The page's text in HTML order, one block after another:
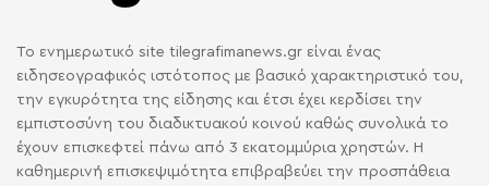
Το ενημερωτικό site tilegrafimanews.gr είναι ένας
ειδησεογραφικός ιστότοπος με βασικό χαρακτηριστικό του,
την εγκυρότητα της είδησης και έτσι έχει κερδίσει την
εμπιστοσύνη του διαδικτυακού κοινού καθώς συνολικά το
έχουν επισκεφτεί πάνω από 3 εκατομμύρια χρηστών. Η
καθημερινή επισκεψιμότητα επιβραβεύει την προσπάθεια